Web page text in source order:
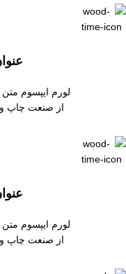
لورم ایپسوم
از صنعت چاپ و
لورم ایپسوم
از صنعت چاپ و